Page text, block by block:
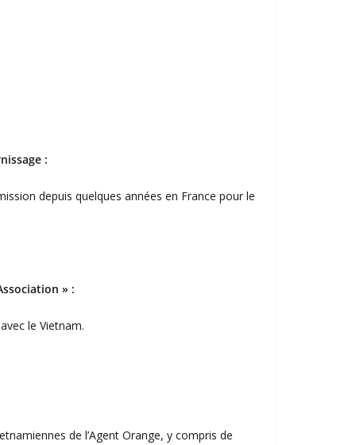
:
depuis quelques années en France pour le
» :
le Vietnam.
de l’Agent Orange, y compris de